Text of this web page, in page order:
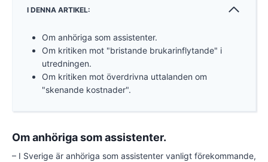
I DENNA ARTIKEL:
Om anhöriga som assistenter.
Om kritiken mot "bristande brukarinflytande" i
utredningen.
Om kritiken mot överdrivna uttalanden om
"skenande kostnader".
Om anhöriga som assistenter.
– I Sverige är anhöriga som assistenter vanligt förekommande,